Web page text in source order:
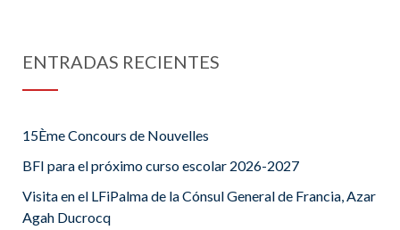
ENTRADAS RECIENTES
15Ème Concours de Nouvelles
BFI para el próximo curso escolar 2026-2027
Visita en el LFiPalma de la Cónsul General de Francia, Azar
Agah Ducrocq